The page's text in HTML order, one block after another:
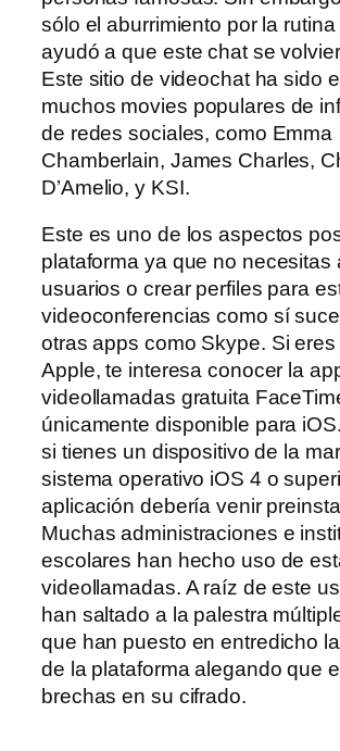
sólo el aburrimiento por la rutina
ayudó a que este chat se
Este sitio de videochat ha sido
muchos movies populares de
de redes sociales, como Emma
Chamberlain, James Charles,
D’Amelio, y KSI.
Este es uno de los aspectos
plataforma ya que no necesitas
usuarios o crear perfiles para
videoconferencias como sí
otras apps como Skype. Si
Apple, te interesa conocer la
videollamadas gratuita
únicamente disponible para
si tienes un dispositivo de la
sistema operativo iOS 4 o
aplicación debería venir
Muchas administraciones e
escolares han hecho uso de
videollamadas. A raíz de este
han saltado a la palestra
que han puesto en entredicho
de la plataforma alegando que
brechas en su cifrado.